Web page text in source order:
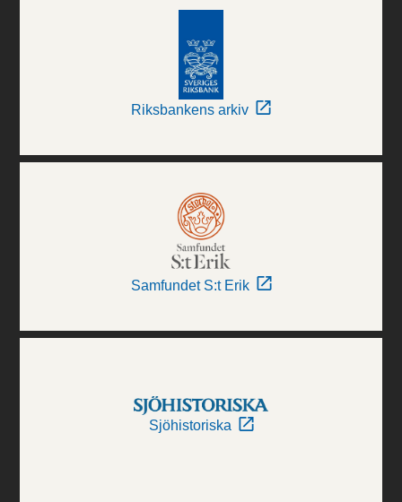
Riksbankens arkiv
Samfundet S:t Erik
Sjöhistoriska